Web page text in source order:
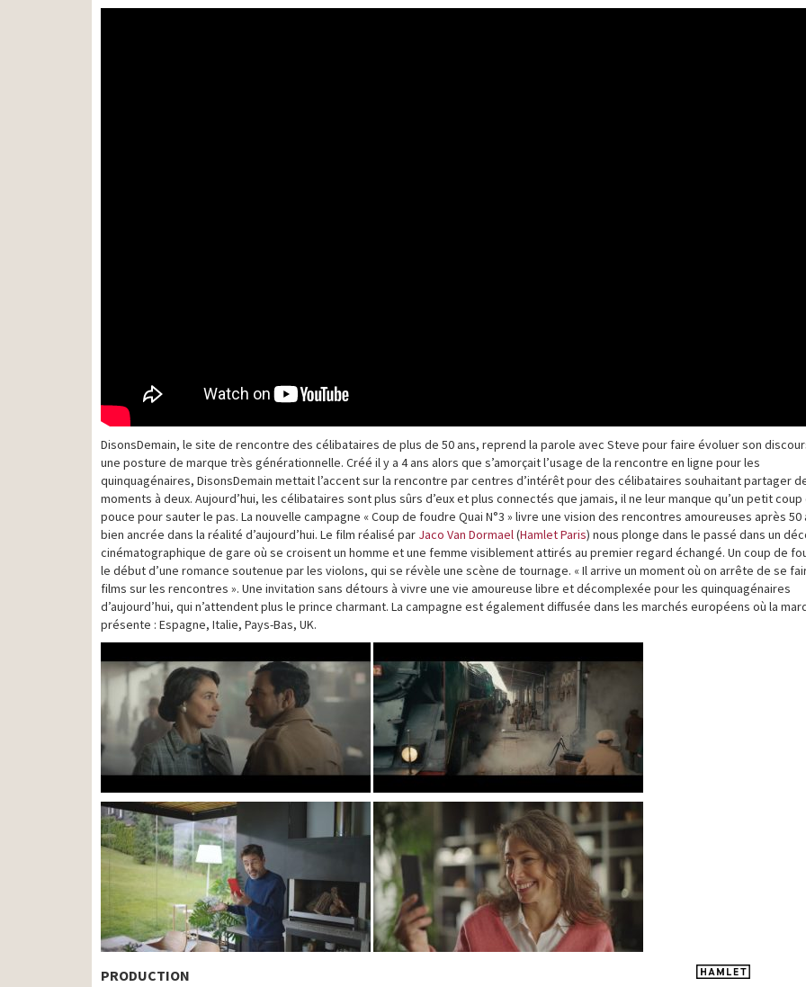
DisonsDemain, le site de rencontre des célibataires de plus de 50 ans, reprend la parole avec Steve pour faire évoluer son
une posture de marque très générationnelle. Créé il y a 4 ans alors que s’amorçait l’usage de la rencontre en ligne pour les
quinquagénaires, DisonsDemain mettait l’accent sur la rencontre par centres d’intérêt pour des célibataires souhaitant partager
moments à deux. Aujourd’hui, les célibataires sont plus sûrs d’eux et plus connectés que jamais, il ne leur manque qu’un petit coup
pouce pour sauter le pas. La nouvelle campagne « Coup de foudre Quai N°3 » livre une vision des rencontres amoureuses après 50
bien ancrée dans la réalité d’aujourd’hui. Le film réalisé par Jaco Van Dormael(Hamlet Paris) nous plonge dans le passé dans un
cinématographique de gare où se croisent un homme et une femme visiblement attirés au premier regard échangé. Un coup de
le début d’une romance soutenue par les violons, qui se révèle une scène de tournage. « Il arrive un moment où on arrête de se
films sur les rencontres ». Une invitation sans détours à vivre une vie amoureuse libre et décomplexée pour les quinquagénaires
d’aujourd’hui, qui n’attendent plus le prince charmant. La campagne est également diffusée dans les marchés européens où la
présente : Espagne, Italie, Pays-Bas, UK.
PRODUCTION